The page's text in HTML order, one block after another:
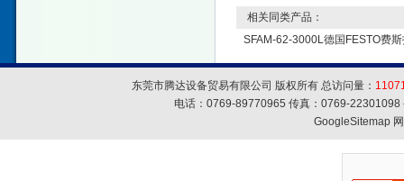
相关同类产品：
SFAM-62-3000L德国FESTO费
东莞市腾达设备贸易有限公司 版权所有 总访问量：
电话：0769-89770965 传真：0769-
GoogleSitemap网